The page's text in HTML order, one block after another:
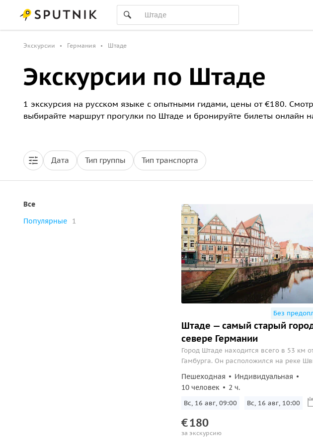
Экскурсии Германия Штаде
Экскурсии по Штаде
1 экскурсия на русском языке с опытными гидами, цены от €180.
выбирайте маршрут прогулки по Штаде и бронируйте билеты онлайн
Дата Тип группы Тип транспорта
Все
Популярные
1
Без
Штаде — самый старый
севере Германии
Город Штаде находится всего в 53 км
Гамбурга. Он расположился на реке
городе сохранилось множество
зданий с интересной историей...
Пешеходная
Индивидуальная
10 человек
2 ч.
Вс, 16 авг, 09:00 Вс, 16 авг, 10:00
€180
за экскурсию